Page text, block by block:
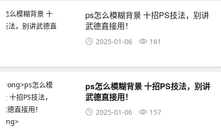
ps怎么模糊背景 十招PS技法，别讲
武德直接用！
2025-01-06 161
ps怎么模糊背景 十招PS技法，别讲
武德直接用！
2025-01-06 157